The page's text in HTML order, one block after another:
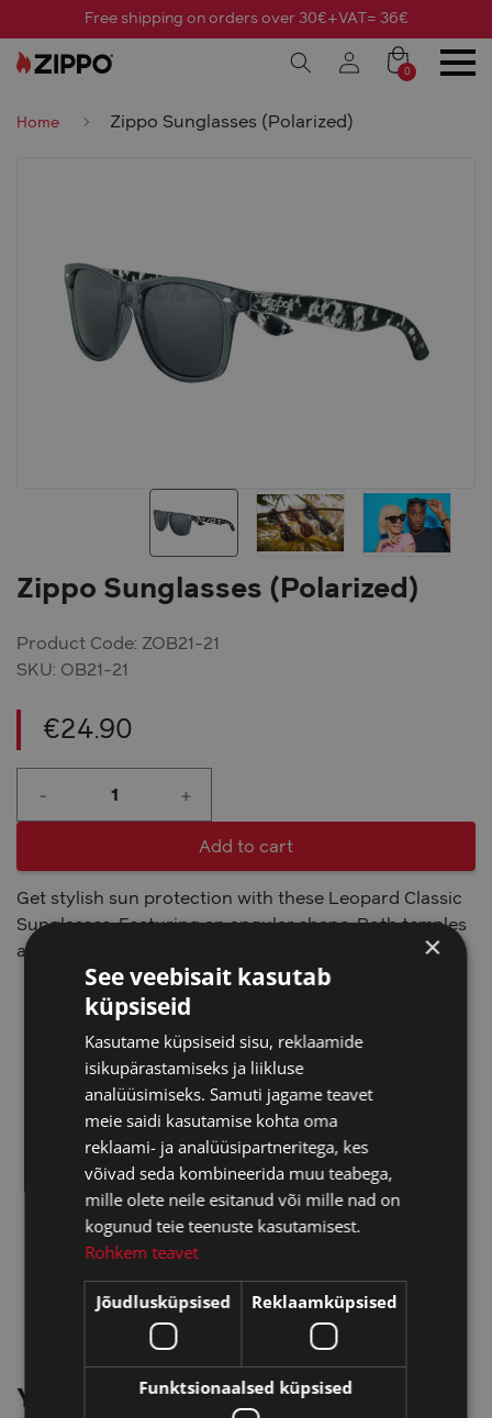
Free shipping on orders over 30€+VAT= 36€
0
Home Zippo Sunglasses (Polarized)
Zippo Sunglasses (Polarized)
Product Code: ZOB21-21
SKU: OB21-21
€24.90
-
Sunglasses
(Polarized)
+
Add to cart
Get stylish sun protection with these Leopard Classic
Sunglasses. Featuring an angular shape. Both temples
are adorned with our Zippo logo in silver.
Frame: Plastic
Shape: Angular
UV: 400
Frame material : Polycarbonate
Temple material : Polycarbonate
YOU MAY ALSO LIKE…
×
See veebisait kasutab
küpsiseid
Kasutame küpsiseid sisu, reklaamide
isikupärastamiseks ja liikluse
analüüsimiseks. Samuti jagame teavet
meie saidi kasutamise kohta oma
reklaami- ja analüüsipartneritega, kes
võivad seda kombineerida muu teabega,
mille olete neile esitanud või mille nad on
kogunud teie teenuste kasutamisest.
Rohkem teavet
Jõudlusküpsised Reklaamküpsised
Funktsionaalsed küpsised